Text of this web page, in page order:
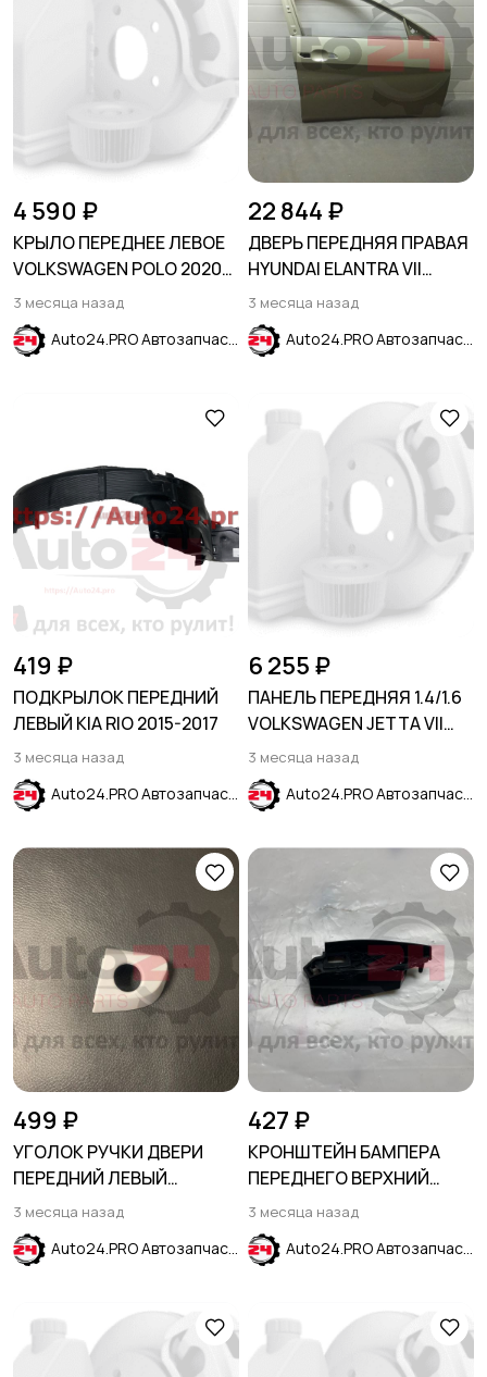
4 590 ₽
КРЫЛО ПЕРЕДНЕЕ ЛЕВОЕ
VOLKSWAGEN POLO 2020-
SDN
3 месяца назад
Auto24.PRO Автозапчасти
22 844 ₽
ДВЕРЬ ПЕРЕДНЯЯ ПРАВАЯ
HYUNDAI ELANTRA VII
(CN7) 2020-
3 месяца назад
Auto24.PRO Автозапчасти
419 ₽
ПОДКРЫЛОК ПЕРЕДНИЙ
ЛЕВЫЙ KIA RIO 2015-2017
3 месяца назад
Auto24.PRO Автозапчасти
6 255 ₽
ПАНЕЛЬ ПЕРЕДНЯЯ 1.4/1.6
VOLKSWAGEN JETTA VII
2018-
3 месяца назад
Auto24.PRO Автозапчасти
499 ₽
УГОЛОК РУЧКИ ДВЕРИ
ПЕРЕДНИЙ ЛЕВЫЙ
HYUNDAI CRETA 2016-2021
3 месяца назад
Auto24.PRO Автозапчасти
427 ₽
КРОНШТЕЙН БАМПЕРА
ПЕРЕДНЕГО ВЕРХНИЙ
ЛЕВЫЙ CHEVROLET
MALIBU 2016-2021
3 месяца назад
Auto24.PRO Автозапчасти